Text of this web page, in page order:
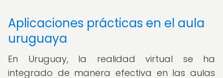
Aplicaciones prácticas en el aula
uruguaya
En Uruguay, la realidad virtual se ha
integrado de manera efectiva en las aulas